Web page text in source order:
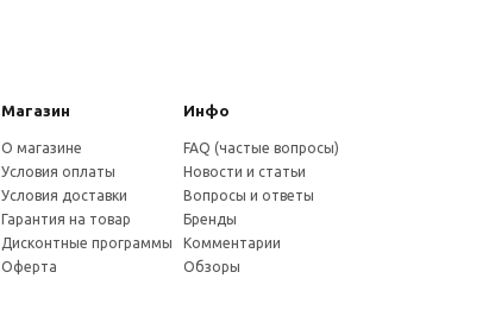
Магазин Инфо
О магазине
Условия оплаты
Условия доставки
Гарантия на товар
Дисконтные программы
Оферта
FAQ (частые вопросы)
Новости и статьи
Вопросы и ответы
Бренды
Комментарии
Обзоры